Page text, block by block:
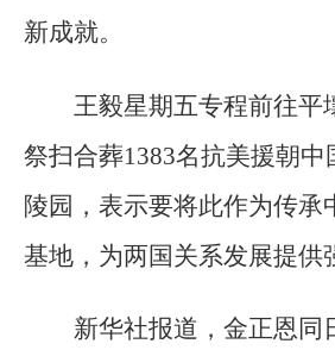
新成就。
王毅星期五专程前往平
祭扫合葬1383名抗美援朝中
陵园，表示要将此作为传承
基地，为两国关系发展提供
新华社报道，金正恩同